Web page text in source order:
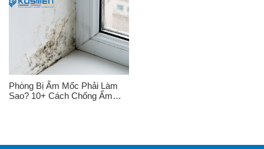
Phòng Bị Ẩm Mốc Phải Làm
Sao? 10+ Cách Chống Ẩm